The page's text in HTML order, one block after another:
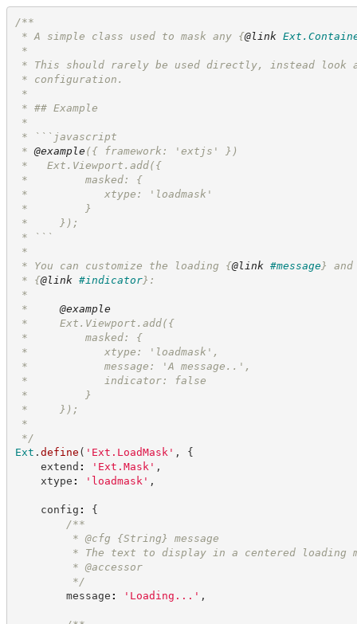
/**
* A simple class used to mask any {@link
*
* This should rarely be used directly, instead look
* configuration.
*
* ## Example
*
* ```javascript
* @example ({ framework: 'extjs' })
*   Ext.Viewport.add({
*         masked: {
*            xtype: 'loadmask'
*         }
*     });
* ```
*
* You can customize the loading {@link #message} and
* {@link #indicator} :
*
* @example
*     Ext.Viewport.add({
*         masked: {
*            xtype: 'loadmask',
*            message: 'A message..',
*            indicator: false
*         }
*     });
*
*/
Ext . define ( ' Ext.LoadMask ' ,
{
extend : ' Ext.Mask ' ,
xtype : ' loadmask ' ,
config :
{
/**
* @cfg {String}
message
* The text to display in a centered loading
* @accessor
*/
message : ' Loading... ' ,